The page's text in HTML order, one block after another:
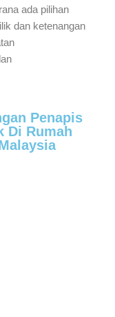
ada pilihan
dan ketenangan
Penapis
Di Rumah